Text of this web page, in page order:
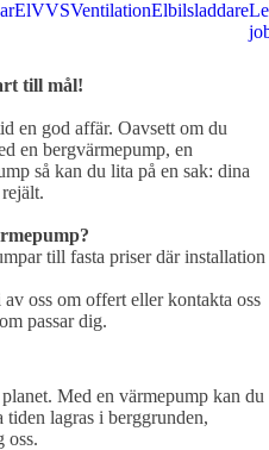
ElVVSVentilationElbilsladdare
till mål!
en god affär. Oavsett om du
en bergvärmepump, en
så kan du lita på en sak: dina
till fasta priser där installation
oss om offert eller kontakta oss
passar dig.
Med en värmepump kan du
tiden lagras i berggrunden,
oss.